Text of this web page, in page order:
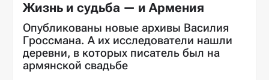
Жизнь и судьба — и Армения
Опубликованы новые архивы Василия
Гроссмана. А их исследователи нашли
деревни, в которых писатель был на
армянской свадьбе